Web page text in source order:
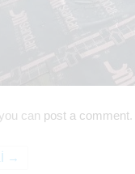
can post a comment.
→